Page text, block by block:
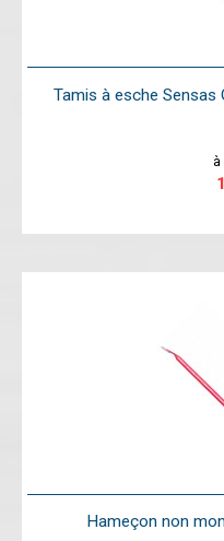
Tamis à esche
à
Hameçon non